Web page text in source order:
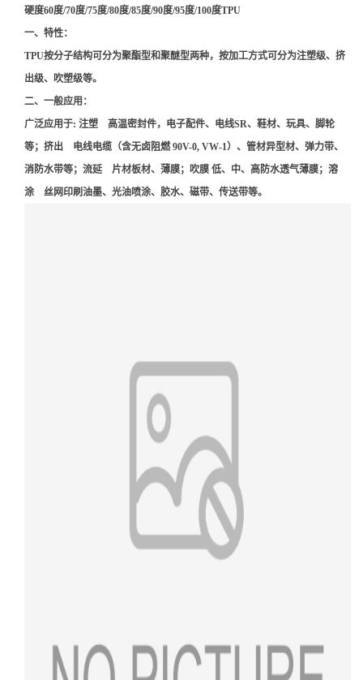
硬度60度/70度/75度/80度/85度/90度/95度/100度TPU
一、特性：
TPU按分子结构可分为聚酯型和聚醚型两种，按加工方式可分为注塑级、挤
出级、吹塑级等。
二、一般应用：
广泛应用于: 注塑 高温密封件，电子配件、电线SR、鞋材、玩具、脚轮
等；挤出 电线电缆（含无卤阻燃 90V-0, VW-1）、管材异型材、弹力带、
消防水带等；流延 片材板材、薄膜；吹膜 低、中、高防水透气薄膜；溶
涂 丝网印刷油墨、光油喷涂、胶水、磁带、传送带等。